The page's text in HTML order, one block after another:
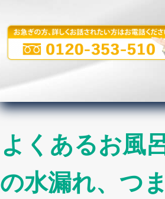
よくあるお風
の水漏れ、つ